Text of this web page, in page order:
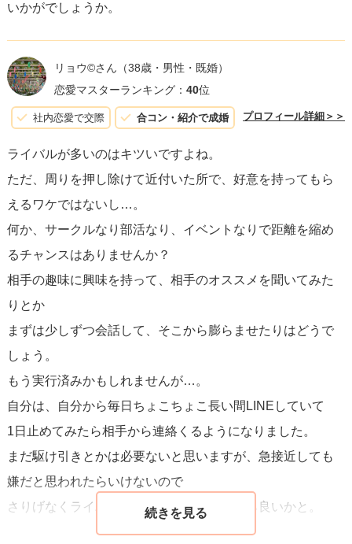
始めることも良い方法です。無理に恋愛の段階に進もうと
時には、友人から恋人へと発展することもあります。
結局のところ、相手を尊重し、真心をもって接する こと
方法です。自分を偽らず、真のあなたを見せてください。
そして、上記のポイントを踏まえ、一歩一歩前に進んでい
くことが大切です。
いかがでしょうか。
リョウ©️さん （38歳・男性・既婚）
恋愛マスターランキング： 40位
社内恋愛で交際 合コン・紹介で成婚 プロフィール詳細＞＞
ライバルが多いのはキツいですよね。
ただ、周りを押し除けて近付いた所で、好意を持ってもら
えるワケではないし…。
何か、サークルなり部活なり、イベントなりで距離を縮め
るチャンスはありませんか？
相手の趣味に興味を持って、相手のオススメを聞いてみた
りとか
まずは少しずつ会話して、そこから膨らませたりはどうで
しょう。
もう実行済みかもしれませんが…。
自分は、自分から毎日ちょこちょこ長い間LINEしていて
1日止めてみたら相手から連絡くるようになりました。
まだ駆け引きとかは必要ないと思いますが、急接近しても
嫌だと思われたらいけないので
さりげなくライバルより近付くようにしたら良いかと。